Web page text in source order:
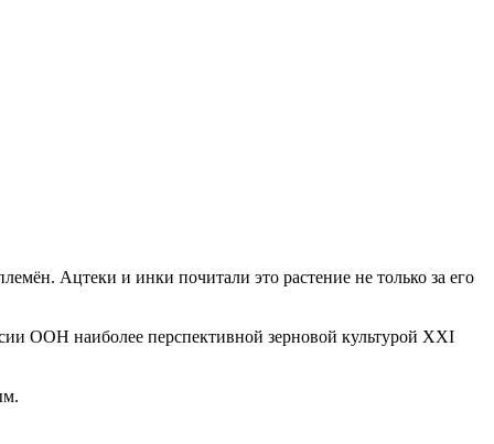
Ацтеки и инки почитали это растение не только за его
ООН наиболее перспективной зерновой культурой XXI